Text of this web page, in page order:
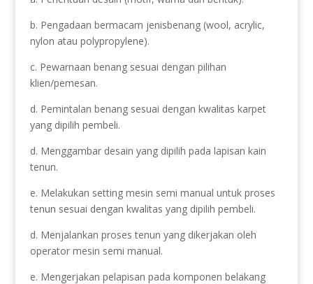
b. Pengadaan bermacam jenisbenang (wool, acrylic,
nylon atau polypropylene).
c. Pewarnaan benang sesuai dengan pilihan
klien/pemesan.
d. Pemintalan benang sesuai dengan kwalitas karpet
yang dipilih pembeli.
d. Menggambar desain yang dipilih pada lapisan kain
tenun.
e. Melakukan setting mesin semi manual untuk proses
tenun sesuai dengan kwalitas yang dipilih pembeli.
d. Menjalankan proses tenun yang dikerjakan oleh
operator mesin semi manual.
e. Mengerjakan pelapisan pada komponen belakang